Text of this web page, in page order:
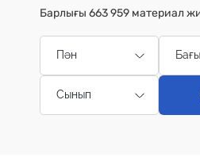
Барлығы 663 959 материал
Пән
Сынып